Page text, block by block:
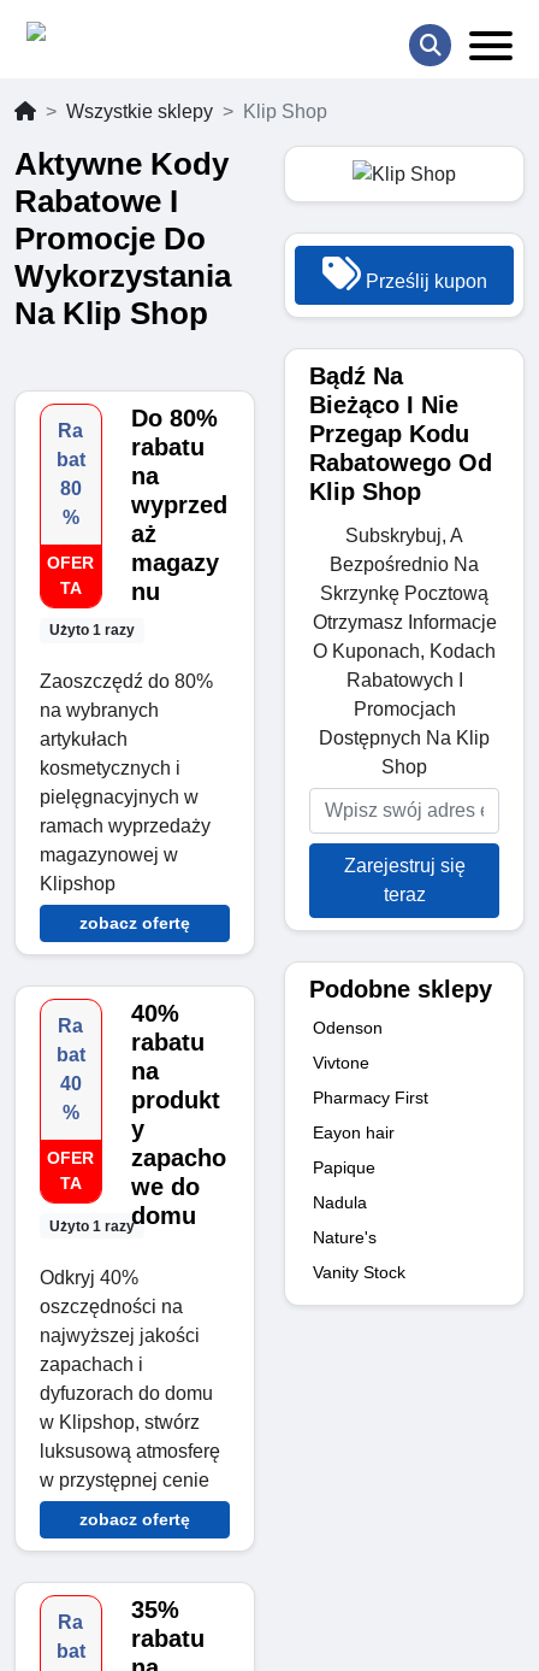
Wszystkie sklepy Klip Shop
Aktywne Kody
Rabatowe I
Promocje Do
Wykorzystania
Na Klip Shop
Ra
bat
80
%
OFER
TA
Użyto 1 razy
Do 80%
rabatu
na
wyprzed
aż
magazy
nu
Zaoszczędź do 80%
na wybranych
artykułach
kosmetycznych i
pielęgnacyjnych w
ramach wyprzedaży
magazynowej w
Klipshop
zobacz ofertę
Ra
bat
40
%
OFER
TA
Użyto 1 razy
40%
rabatu
na
produkt
y
zapacho
we do
domu
Odkryj 40%
oszczędności na
najwyższej jakości
zapachach i
dyfuzorach do domu
w Klipshop, stwórz
luksusową atmosferę
w przystępnej cenie
zobacz ofertę
Ra
bat
35%
rabatu
Prześlij kupon
Bądź Na
Bieżąco I Nie
Przegap Kodu
Rabatowego Od
Klip Shop
Subskrybuj, A
Bezpośrednio Na
Skrzynkę Pocztową
Otrzymasz Informacje
O Kuponach, Kodach
Rabatowych I
Promocjach
Dostępnych Na Klip
Shop
Zarejestruj się
teraz
Podobne sklepy
Odenson
Vivtone
Pharmacy First
Eayon hair
Papique
Nadula
Nature's
Vanity Stock